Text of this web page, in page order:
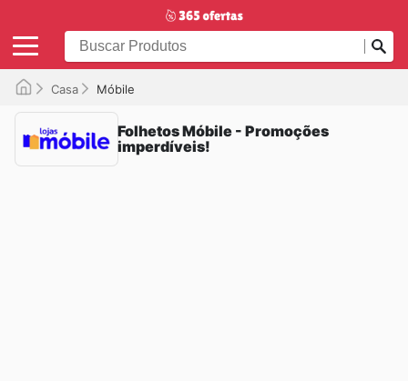
Casa Móbile
Folhetos Móbile - Promoções
imperdíveis!